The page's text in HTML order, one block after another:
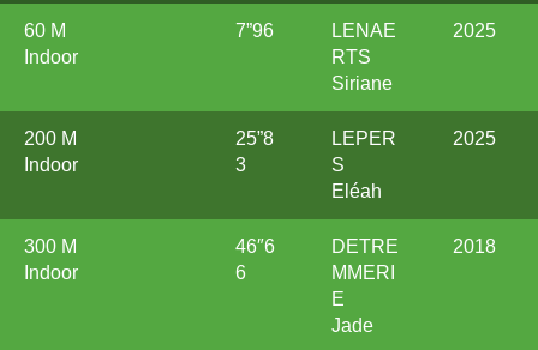
60 M
Indoor
7”96
LENAE
RTS
Siriane
2025
200 M
Indoor
25”8
3
LEPER
S
Eléah
2025
300 M
Indoor
46″6
6
DETRE
MMERI
E
Jade
2018